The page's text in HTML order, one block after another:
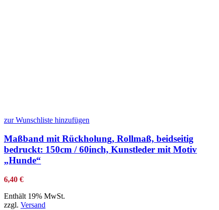
zur Wunschliste hinzufügen
Maßband mit Rückholung, Rollmaß, beidseitig
bedruckt: 150cm / 60inch, Kunstleder mit Motiv
„Hunde“
6,40 €
Enthält 19% MwSt.
zzgl. Versand